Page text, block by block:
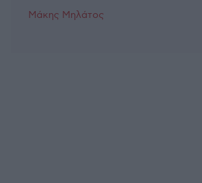
Μάκης Μηλάτος